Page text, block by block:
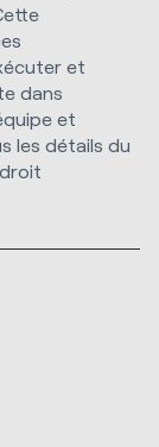
et
dans
et
les détails du